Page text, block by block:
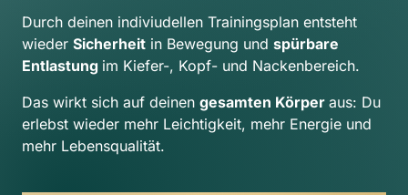
Durch deinen indiviudellen Trainingsplan entsteht
wieder Sicherheit in Bewegung und spürbare
Entlastung im Kiefer-, Kopf- und Nackenbereich.
Das wirkt sich auf deinen gesamten Körper aus: Du
erlebst wieder mehr Leichtigkeit, mehr Energie und
mehr Lebensqualität.